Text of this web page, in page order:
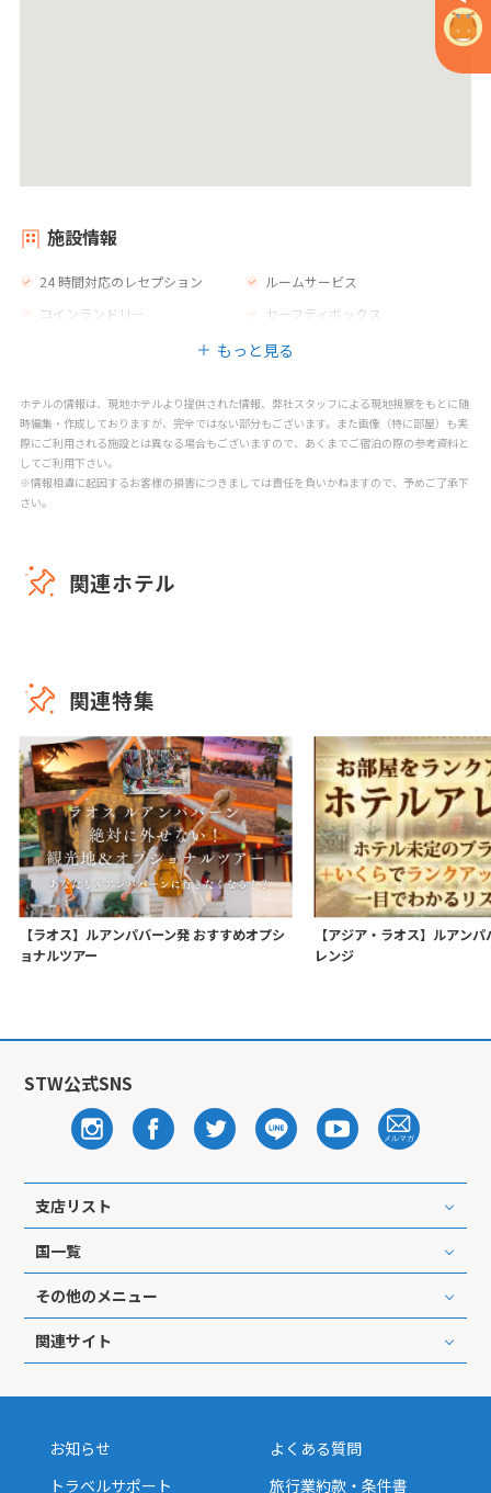
施設情報
24 時間対応のレセプション
ルームサービス
コインランドリー
セーフティボックス
もっと見る
ホテルの情報は、現地ホテルより提供された情報、弊社スタッフによる現地視察をもとに随
時編集・作成しておりますが、完全ではない部分もございます。また画像（特に部屋）も実
際にご利用される施設とは異なる場合もございますので、あくまでご宿泊の際の参考資料と
してご利用下さい。
※情報相違に起因するお客様の損害につきましては責任を負いかねますので、予めご了承下
さい。
関連ホテル
関連特集
【ラオス】ルアンパバーン発 おすすめオプシ
ョナルツアー
【アジア・ラオス】ルアン
レンジ
STW公式SNS
支店リスト
国一覧
その他のメニュー
関連サイト
お知らせ
よくある質問
トラベルサポート
旅行業約款・条件書